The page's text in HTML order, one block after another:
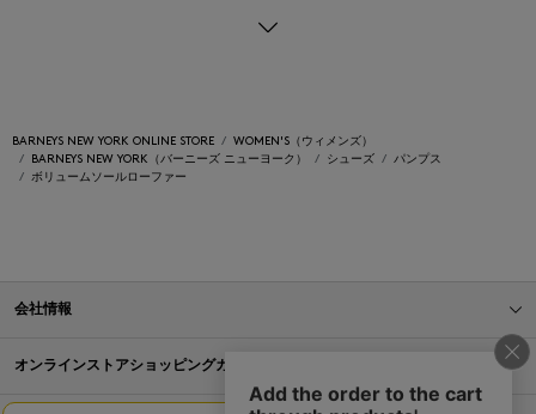
BARNEYS NEW YORK ONLINE STORE
WOMEN'S（ウィメンズ）
BARNEYS NEW YORK（バーニーズ ニューヨーク）
シューズ
パンプス
ボリュームソールローファー
会社情報
オンラインストアショッピングガイド